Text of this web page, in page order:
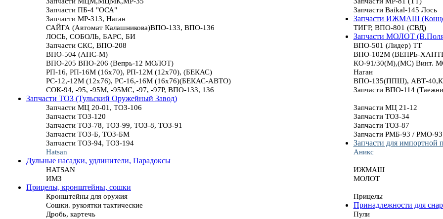
Запчасти ПБ-4 "ОСА"
Запчасти Baikal-145 Лось
Запчасти МР-313, Наган
Запчасти ИЖМАШ
САЙГА (Автомат Калашникова)ВПО-133, ВПО-136
ТИГР, ВПО-801 (СВД)
ЛОСЬ, СОБОЛЬ, БАРС, БИ
Запчасти МОЛОТ
Запчасти СКС, ВПО-208
ВПО-501 (Лидер) ТТ
ВПО-504 (АПС-М)
ВПО-102М (ВЕПРЬ-
ВПО-205 ВПО-206 (Вепрь-12 МОЛОТ)
КО-91/30(М),(МС) Винт.
РП-16, РП-16М (16х70), РП-12М (12х70), (БЕКАС)
Наган
РС-12,-12М (12х76), РС-16,-16М (16х76)(БЕКАС-АВТО)
ВПО-135(ППШ), АВТ-
СОК-94, -95, -95М, -95МС, -97, -97Р, ВПО-133, 136
Запчасти ВПО-114
Запчасти ТОЗ (Тульский Оружейный Завод)
Запчасти МЦ 20-01, ТОЗ-106
Запчасти МЦ 21-12
Запчасти ТОЗ-120
Запчасти ТОЗ-34
Запчасти ТОЗ-78, ТОЗ-99, ТОЗ-8, ТОЗ-91
Запчасти ТОЗ-87
Запчасти ТОЗ-Б, ТОЗ-БМ
Запчасти РМБ-93 / РМО-93
Запчасти ТОЗ-94, ТОЗ-194
Запчасти для импортной
Hatsan
Аникс
Дульные насадки, удлинители, Парадоксы
HATSAN
ИЖМАШ
ИМЗ
МОЛОТ
Прицелы, кронштейны, сошки
Кронштейны для оружия
Прицелы
Сошки. рукоятки тактические
Принадлежности для
Дробь, картечь
Пули